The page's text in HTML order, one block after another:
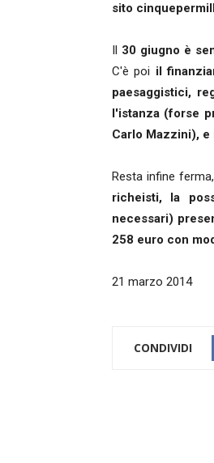
sito
30 giugno è
C'è poi il
paesaggistici,
l'istanza (forse
Carlo Mazzini),
Resta infine ferma,
richeisti, la
necessari)
258 euro con
21 marzo 2014
CONDIVIDI